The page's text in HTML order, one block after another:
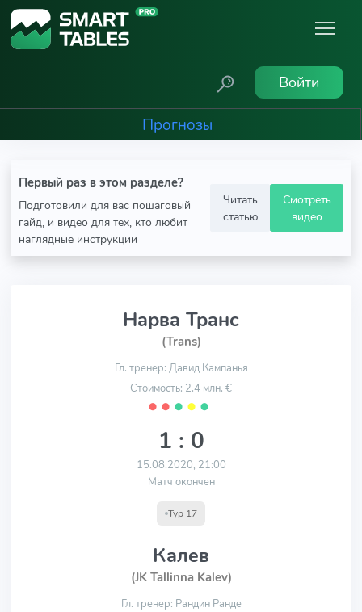
Войти
Прогнозы
Первый раз в этом разделе?
Подготовили для вас пошаговый
гайд, и видео для тех, кто любит
наглядные инструкции
Читать
статью
Смотреть
видео
Нарва Транс
(Trans)
Гл. тренер: Давид Кампанья
Стоимость: 2.4 млн. €
⬤ ⬤ ⬤ ⬤ ⬤
1 : 0
15.08.2020, 21:00
Матч окончен
Тур 17
Калев
(JK Tallinna Kalev)
Гл. тренер: Рандин Ранде